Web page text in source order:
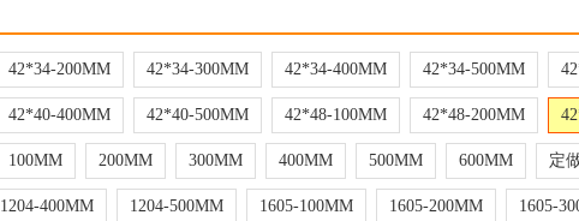
42*34-200MM 42*34-300MM 42*34-400MM 42*34-500MM
42*40-400MM 42*40-500MM 42*48-100MM 42*48-200MM
100MM 200MM 300MM 400MM 500MM 600MM 定
1204-400MM 1204-500MM 1605-100MM 1605-200MM 1605-